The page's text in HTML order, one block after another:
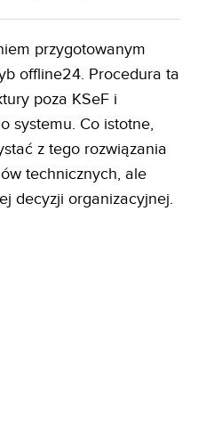
przygotowanym
offline24. Procedura ta
poza KSeF i
systemu. Co istotne,
z tego rozwiązania
technicznych, ale
decyzji organizacyjnej.